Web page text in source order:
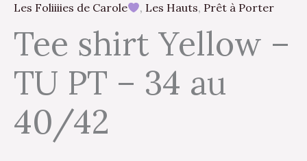
Les Foliiiies de Carole , Les Hauts, Prêt à Porter
Tee shirt Yellow –
TU PT – 34 au
40/42